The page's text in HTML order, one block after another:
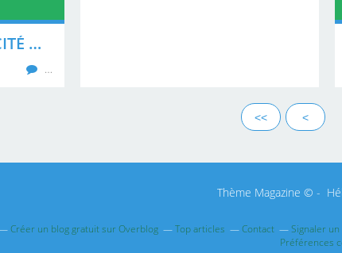
POURQUOI LA CAPACITÉ DE PRODUCTION EST ESSENTIELLE POUR LES EMBALLAGES ALIMENTAIRES ÉCOLOGIQUES
…
<< <
Thème Magazine © -
Créer un blog gratuit sur Overblog Top articles Contact Signaler un
Préférences